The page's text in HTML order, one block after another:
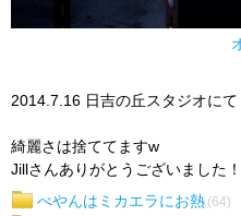
2014.7.16 日吉の丘スタジオにて
綺麗さは捨ててますw
Jillさんありがとうございました！
べやんはミカエラにお熱 (64)